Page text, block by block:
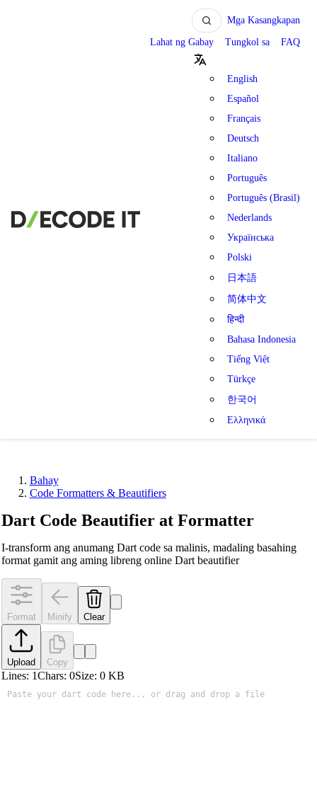
Mga Kasangkapan
Lahat ng Gabay Tungkol sa FAQ
English
Español
Français
Deutsch
Italiano
Português
Português (Brasil)
Nederlands
Українська
Polski
日本語
简体中文
हिन्दी
Bahasa Indonesia
Tiếng Việt
Türkçe
한국어
Ελληνικά
Bahay
Code Formatters & Beautifiers
Dart Code Beautifier at Formatter
I-transform ang anumang Dart code sa malinis, madaling basahing
format gamit ang aming libreng online Dart beautifier
Format Minify Clear
Upload Copy
Lines: 1Chars: 0Size: 0KB